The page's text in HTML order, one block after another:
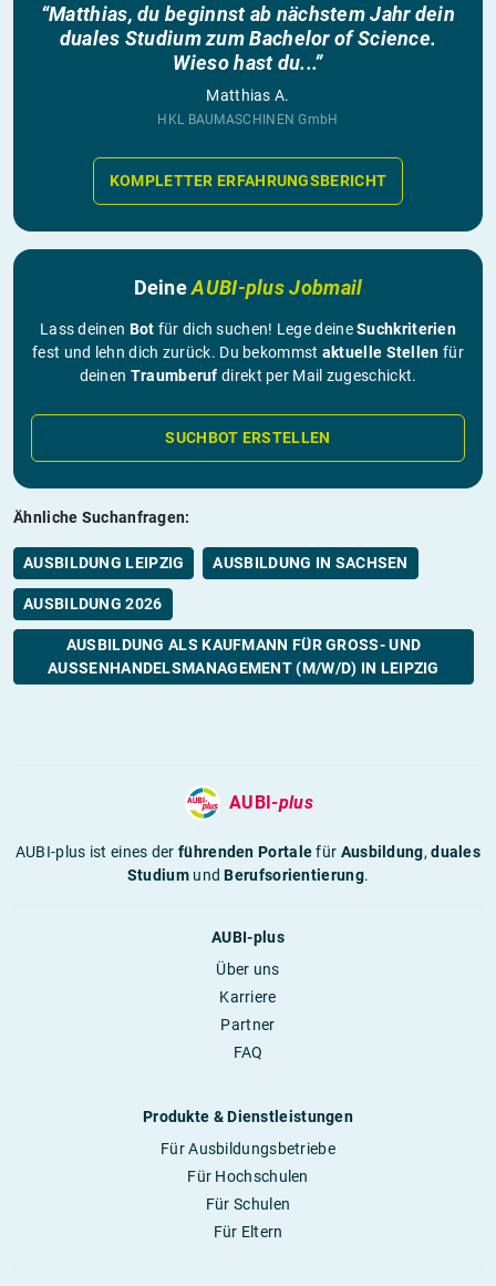
“Matthias, du beginnst ab nächstem Jahr dein
duales Studium zum Bachelor of Science.
Wieso hast du...”
Matthias A.
HKL BAUMASCHINEN GmbH
KOMPLETTER ERFAHRUNGSBERICHT
DeineAUBI-plus Jobmail
Lass deinen Bot für dich suchen! Lege deineSuchkriterien
fest und lehn dich zurück. Du bekommst aktuelle Stellen für
deinen Traumberuf direkt per Mail zugeschickt.
SUCHBOT ERSTELLEN
Ähnliche Suchanfragen:
AUSBILDUNG LEIPZIG AUSBILDUNG IN SACHSEN
AUSBILDUNG 2026
AUSBILDUNG ALS KAUFMANN FÜR GROSS- UND A
USSENHANDELSMANAGEMENT (M/W/D) IN LEIPZIG
AUBI-plus
AUBI-plus ist eines derführenden Portalefür Ausbildung,duales
StudiumundBerufsorientierung.
AUBI-plus
Über uns
Karriere
Partner
FAQ
Produkte & Dienstleistungen
Für Ausbildungsbetriebe
Für Hochschulen
Für Schulen
Für Eltern